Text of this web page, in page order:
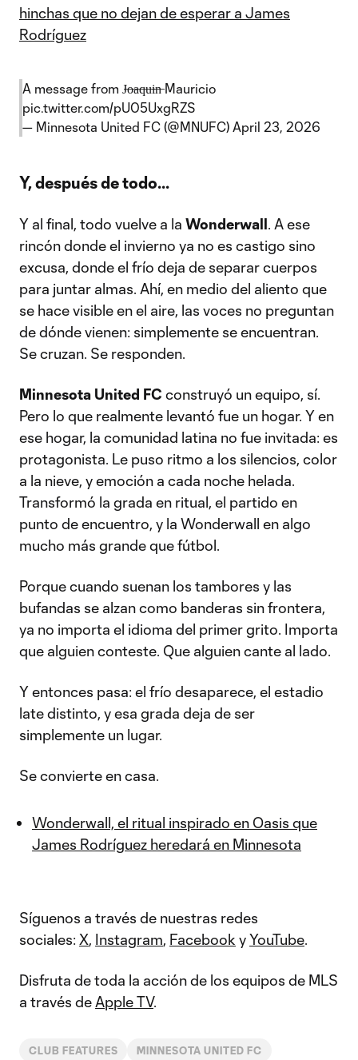
hinchas que no dejan de esperar a James
Rodríguez
A message from J̶o̶a̶q̶u̶i̶n̶ Mauricio
pic.twitter.com/pU05UxgRZS
— Minnesota United FC (@MNUFC) April 23, 2026
Y, después de todo...
Y al final, todo vuelve a la Wonderwall. A ese
rincón donde el invierno ya no es castigo sino
excusa, donde el frío deja de separar cuerpos
para juntar almas. Ahí, en medio del aliento que
se hace visible en el aire, las voces no preguntan
de dónde vienen: simplemente se encuentran.
Se cruzan. Se responden.
Minnesota United FC construyó un equipo, sí.
Pero lo que realmente levantó fue un hogar. Y en
ese hogar, la comunidad latina no fue invitada: es
protagonista. Le puso ritmo a los silencios, color
a la nieve, y emoción a cada noche helada.
Transformó la grada en ritual, el partido en
punto de encuentro, y la Wonderwall en algo
mucho más grande que fútbol.
Porque cuando suenan los tambores y las
bufandas se alzan como banderas sin frontera,
ya no importa el idioma del primer grito. Importa
que alguien conteste. Que alguien cante al lado.
Y entonces pasa: el frío desaparece, el estadio
late distinto, y esa grada deja de ser
simplemente un lugar.
Se convierte en casa.
Wonderwall, el ritual inspirado en Oasis que
James Rodríguez heredará en Minnesota
Síguenos a través de nuestras redes
sociales: X, Instagram, Facebook yYouTube.
Disfruta de toda la acción de los equipos de MLS
a través de Apple TV.
CLUB FEATURES MINNESOTA UNITED FC